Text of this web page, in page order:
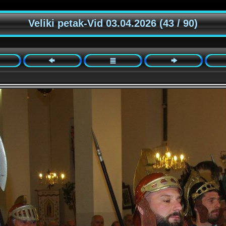
Veliki petak-Vid 03.04.2026 (43 / 90)